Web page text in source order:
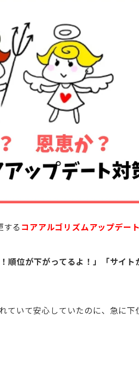
る コアアルゴリズムアップデート
！順位が下がってるよ！」「サイト
ていて安心していたのに、急に下